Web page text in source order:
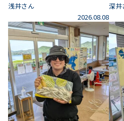
浅井さん
2026.08.08
深井